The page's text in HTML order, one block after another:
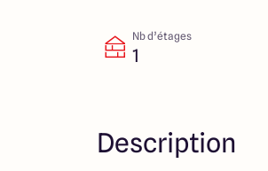
Nb d’étages
1
Description